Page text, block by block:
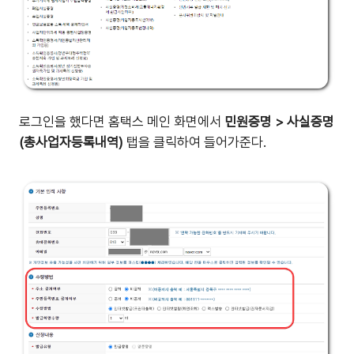
로그인을 했다면 홈택스 메인 화면에서 민원증명 > 사실증명
(총사업자등록내역) 탭을 클릭하여 들어가준다.